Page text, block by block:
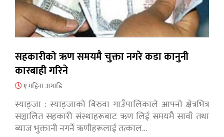
सहकारीको ऋण समयमै चुक्ता नगरे कडा कानुनी
कारबाही गरिने
१ महिना अगाडि
स्याङ्जा : स्याङ्जाको बिरुवा गाउँपालिकाले आफ्नो क्षेत्रभित्र
सञ्चालित सहकारी संस्थाहरूबाट ऋण लिई समयमै सावाँ तथा
ब्याज भुक्तानी नगर्ने ऋणीहरूलाई तत्काल…